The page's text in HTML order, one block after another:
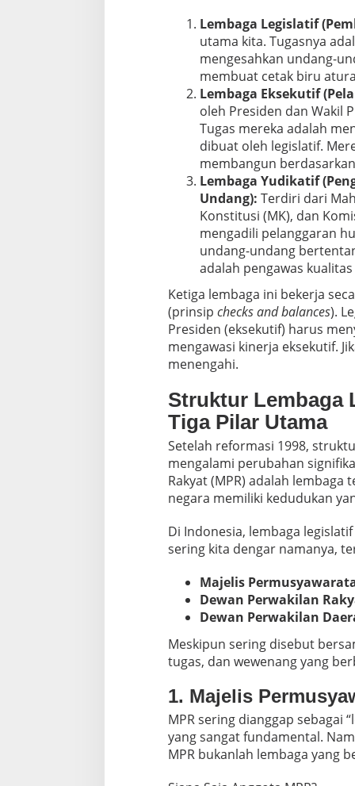
Lembaga Legislatif
utama kita. Tugasnya
mengesahkan undang-
membuat cetak biru
Lembaga Eksekutif
oleh Presiden dan Wakil
Tugas mereka adalah
dibuat oleh legislatif.
membangun
Lembaga Yudikatif
Undang): Terdiri dari
Konstitusi (MK), dan
mengadili pelanggaran
undang-undang
adalah pengawas
Ketiga lembaga ini bekerja
(prinsip checks and balances).
Presiden (eksekutif) harus
mengawasi kinerja eksekutif.
menengahi.
Struktur Lembaga
Tiga Pilar Utama
Setelah reformasi 1998,
mengalami perubahan
Rakyat (MPR) adalah
negara memiliki kedudukan
Di Indonesia, lembaga
sering kita dengar namanya,
Majelis
Dewan Perwakilan
Dewan Perwakilan
Meskipun sering disebut
tugas, dan wewenang yang
1. Majelis
MPR sering dianggap sebagai
yang sangat fundamental.
MPR bukanlah lembaga yang